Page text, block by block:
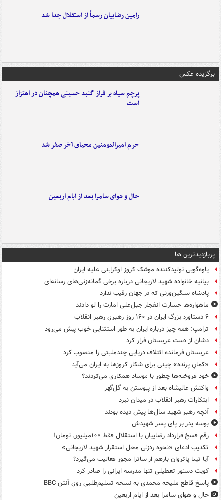
رامین رضاییان رسماً از استقلال جدا شد
برگزیده عکس
پرچم سیاه بر فراز گنبد حسینی همچنان در اهتزاز
است
حرم امیرالمومنین محیای آخر صفر شد
حال و هوای سامرا بعد از ایام اربعین
پربازدیدترین ها
یاوه‌گویی تولیدکننده موشک کروز اوکراینی علیه ایران
بیانیه خانواده شهید لاریجانی درباره برخی گمانه‌زنی‌های رسانه‌ای
پادشاه سنگین‌وزنی که در جهان رقیب ندارد
ماهواره‌ها خسارت انفجار جبل‌علی امارت را لو دادند
۶ دستاورد بزرگ ایران در ۱۶۰ روز رهبری رهبر انقلاب
ترامپ: همه چیز درباره ایران به طور استثنایی خوب پیش می‌رود
دشان از دست عربستان فرار کرد
عربستان فرمانده ائتلاف دریایی چندملیتی را منصوب کرد
«کمانِ پرنده» چینی برای شکار کروزها به ایران می‌آید
خود فروخته‌ها چطور با موساد همکاری می‌کردند؟
واکنش عالیشاه بعد از پیوستن به گل‌گهر
ابتکارات رهبر انقلاب در میدان نبرد
آنچه رهبر شهید سال‌ها پیش دیده بودند
بوسه‌ پدر بر پای پسر شهیدش
رقم فسخ قرارداد رضاییان با استقلال فقط ۱۰۰میلیون تومان!
تکذیب ادعای «نحوه ردزنی محل استقرار شهید لاریجانی»
آیا تینا پاکروان بازهم از ساترا مجوز فعالیت می‌گیرد؟
کویت دستور تعطیلی تنها مدرسه ایرانی را صادر کرد
پاسخ قاطع ملیحه محمدی به نسخه تسلیم‌طلبی روی آنتن BBC
حال و هوای سامرا بعد از ایام اربعین